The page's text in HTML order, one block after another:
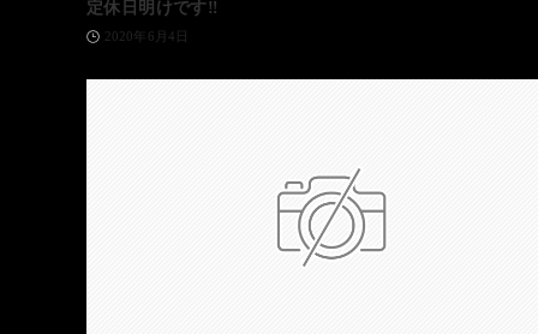
定休日明けです‼️
2020年6月4日